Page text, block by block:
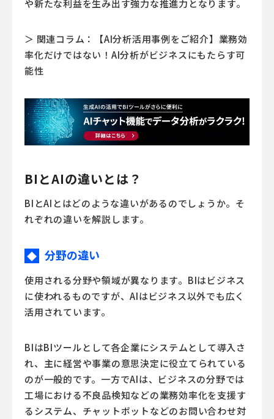
や新たな利益を生み出す強力な推進力となります。
＞ 関連コラム：【AI分析活用事例をご紹介】業務効
率化だけではない！AI分析がビジネスにもたらす可
能性
BIとAIの違いとは？
BIとAIとはどのような違いがあるのでしょうか。そ
れぞれの違いを解説します。
◆ 分野の違い
使用される分野や領域が異なります。BIはビジネス
に使われるものですが、AIはビジネス以外でも広く
活用されています。
BIはBIツールとして各企業にシステムとして導入さ
れ、主に経営や事業の意思決定に役立てられている
のが一般的です。一方でAIは、ビジネスの分野では
工場における不良品検知などの業務効率化を支援す
るシステム、チャットボットなどのお問い合わせ対